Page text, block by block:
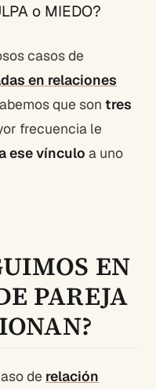
o MIEDO?
casos de
en relaciones
que son tres
frecuencia le
ese vínculo a uno
EN
PAREJA
de relación